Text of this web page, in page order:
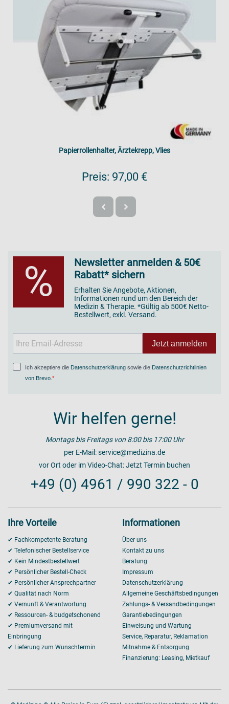
Papierrollenhalter, Ärztekrepp, Vlies
Preis: 97,00 €
%
Newsletter anmelden & 50€
Rabatt* sichern
Erhalten Sie Angebote, Aktionen,
Informationen rund um den Bereich der
Medizin & Therapie. *Gültig ab 500€ Netto-
Bestellwert, exkl. Versand.
Jetzt anmelden
Ich akzeptiere die Datenschutzerklärung sowie die Datenschutzrichtlinien
von Brevo
Wir helfen gerne!
Montags bis Freitags von 8:00 bis 17:00 Uhr
per E-Mail:service@medizina.de
vor Ort oder im Video-Chat:Jetzt Termin buchen
+49 (0) 4961 / 990 322 - 0
Ihre Vorteile
✔ Fachkompetente Beratung
✔ Telefonischer Bestellservice
✔ Kein Mindestbestellwert
✔ Persönlicher Bestell-Check
✔ Persönlicher Ansprechpartner
✔ Qualität nach Norm
✔ Vernunft & Verantwortung
✔ Ressourcen- & budgetschonend
✔ Premiumversand mit
Einbringung
✔ Lieferung zum Wunschtermin
Informationen
Über uns
Kontakt zu uns
Beratung
Impressum
Datenschutzerklärung
Allgemeine Geschäftsbedingungen
Zahlungs- & Versandbedingungen
Garantiebedingungen
Einweisung und Wartung
Service, Reparatur, Reklamation
Mitnahme & Entsorgung
Finanzierung: Leasing, Mietkauf